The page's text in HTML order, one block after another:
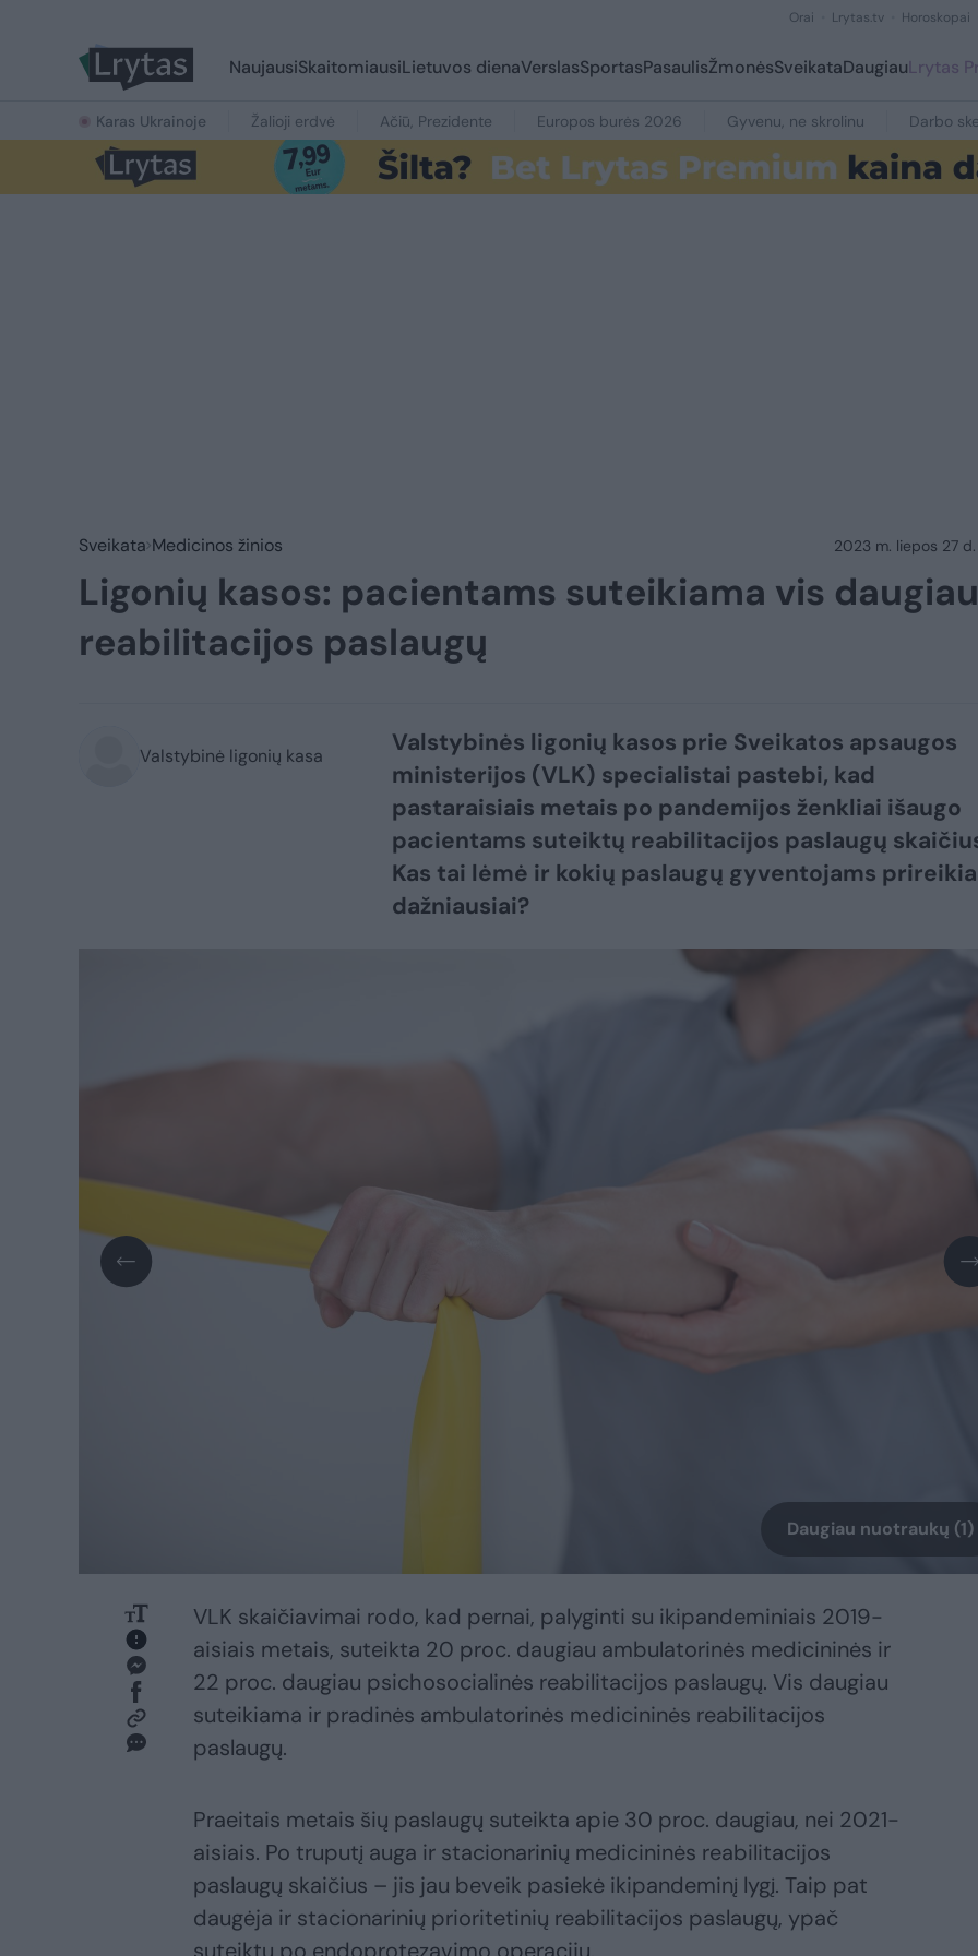
Orai Lrytas.tv Horoskopai
NaujausiSkaitomiausiLietuvos dienaVerslasSportasPasaulisŽmonėsSveikataDaugiauLrytas
Karas Ukrainoje Žalioji erdvė Ačiū, Prezidente Europos burės 2026 Gyvenu, ne skrolinu Darbo
Sveikata Medicinos žinios 2023 m. liepos 27 d.
Ligonių kasos: pacientams suteikiama vis daugiau
reabilitacijos paslaugų
Valstybinė ligonių kasa
Valstybinės ligonių kasos prie Sveikatos apsaugos
ministerijos (VLK) specialistai pastebi, kad
pastaraisiais metais po pandemijos ženkliai išaugo
pacientams suteiktų reabilitacijos paslaugų
Kas tai lėmė ir kokių paslaugų gyventojams prireikia
dažniausiai?
Daugiau nuotraukų (1)
VLK skaičiavimai rodo, kad pernai, palyginti su ikipandeminiais 2019-
aisiais metais, suteikta 20 proc. daugiau ambulatorinės medicininės ir
22 proc. daugiau psichosocialinės reabilitacijos paslaugų. Vis daugiau
suteikiama ir pradinės ambulatorinės medicininės reabilitacijos
paslaugų.
Praeitais metais šių paslaugų suteikta apie 30 proc. daugiau, nei 2021-
aisiais. Po truputį auga ir stacionarinių medicininės reabilitacijos
paslaugų skaičius – jis jau beveik pasiekė ikipandeminį lygį. Taip pat
daugėja ir stacionarinių prioritetinių reabilitacijos paslaugų, ypač